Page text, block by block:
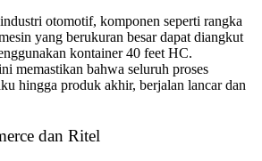
otomotif, komponen seperti rangka
yang berukuran besar dapat diangkut
kontainer 40 feet HC.
memastikan bahwa seluruh proses
hingga produk akhir, berjalan lancar dan
dan Ritel